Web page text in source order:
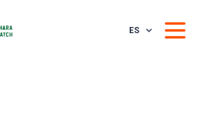
ES